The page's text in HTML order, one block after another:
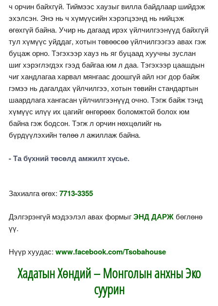
ч орчин байхгүй. Тиймээс хаузыг вилла байдлаар шийдэж
эхэлсэн. Энэ нь ч хүмүүсийн хэрэгцээнд нь нийцэж
өгөхгүй байна. Учир нь дагаад ирэх үйлчилгээнүүд байхгүй
тул хүмүүс уйддаг, хотын төвөөсөө үйлчилгээгээ авах гэж
буцаж орно. Тэгэхээр хауз нь яг буцаад хуучны зуслан
шиг хэрэглэгдэх гээд байгаа юм л даа. Тэгэхээр цаашдын
чиг хандлагаа харвал мянгаас доошгүй айл нэг дор байж
гэмээ нь дагалдах үйлчилгээ, хотын төвийн стандартын
шаардлага хангасан үйлчилгээнүүд очно. Тэгж байж тэнд
хүмүүс илүү их цагийг өнгөрөөх боломжтой болох юм
байна гэж бодсон. Тэгж л орчин нөхцөлийг нь
бүрдүүлэхийн төлөө л ажиллаж байна.
- Та бүхний төсөлд амжилт хүсье.
Захиалга өгөх: 7713-3355
Дэлгэрэнгүй мэдээлэл авах формыгЭНД ДАРЖбөглөнө
үү.
Нүүр хуудас: www.facebook.com/Tsobahouse
Хадатын Хөндий – Монголын анхны Эко
суурин